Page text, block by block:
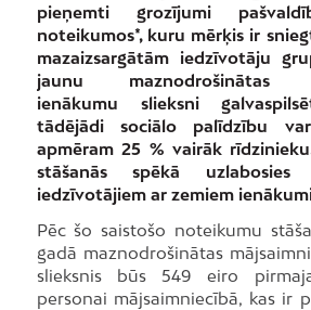
pieņemti grozījumi
noteikumos*, kuru mērķis ir
mazaizsargātām iedzīvotāju
jaunu maznodrošinātas
ienākumu slieksni
tādējādi sociālo palīdzību
apmēram 25 % vairāk
stāšanās spēkā uzlabosies
iedzīvotājiem ar zemiem
Pēc šo saistošo noteikumu
gadā maznodrošinātas
slieksnis būs 549 eiro
personai mājsaimniecībā, kas ir